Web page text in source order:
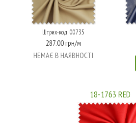
Штрих-код: 00735
287.00 грн/м
НЕМАЄ В НАЯВНОСТІ
18-1763 RED